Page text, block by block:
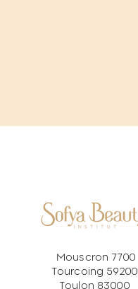
Mouscron 7700
Tourcoing 59200
Toulon 83000